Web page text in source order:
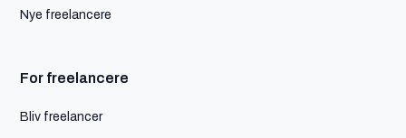
Nye freelancere
For freelancere
Bliv freelancer